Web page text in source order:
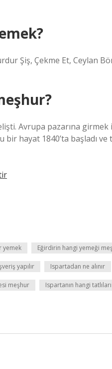
Şiş, Çekme Et, Ceylan
Avrupa pazarına girmek
hayat 1840’ta başladı ve
yemek Eğirdirin hangi yemeği
yapılır Ispartadan ne alınır
meşhur Ispartanın hangi